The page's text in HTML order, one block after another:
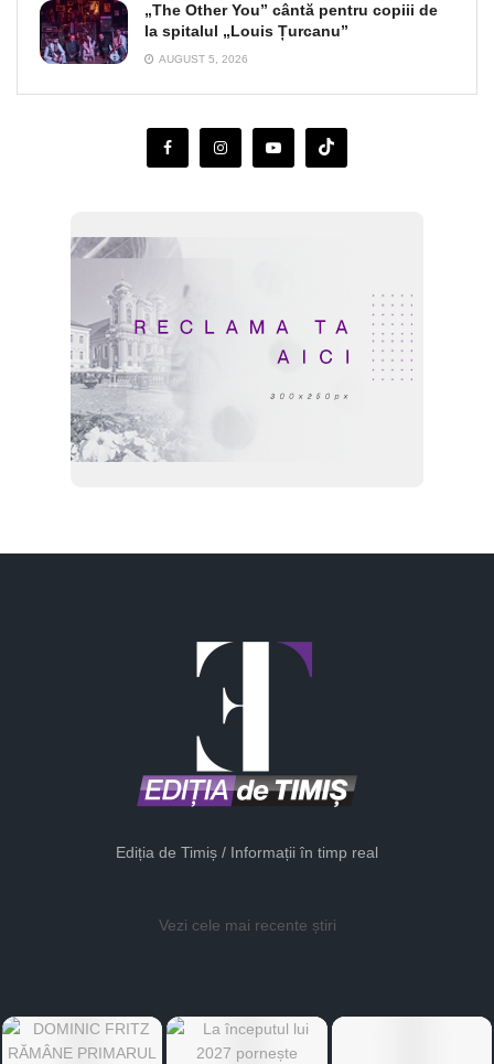
„The Other You” cântă pentru copiii de
la spitalul „Louis Țurcanu”
AUGUST 5, 2026
Ediția de Timiș / Informații în timp real
Vezi cele mai recente știri